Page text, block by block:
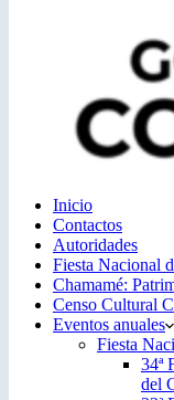
Inicio
Contactos
Autoridades
Fiesta Nacional
Chamamé:
Censo Cultural
Eventos anuales
Fiesta
34ª
del